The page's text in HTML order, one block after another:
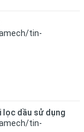
lọc dầu sử dụng